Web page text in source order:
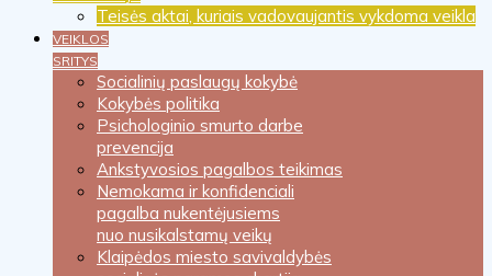
Teisės aktai, kuriais vadovaujantis vykdoma veikla
VEIKLOS
SRITYS
Socialinių paslaugų kokybė
Kokybės politika
Psichologinio smurto darbe
prevencija
Ankstyvosios pagalbos teikimas
Nemokama ir konfidenciali
pagalba nukentėjusiems
nuo nusikalstamų veikų
Klaipėdos miesto savivaldybės